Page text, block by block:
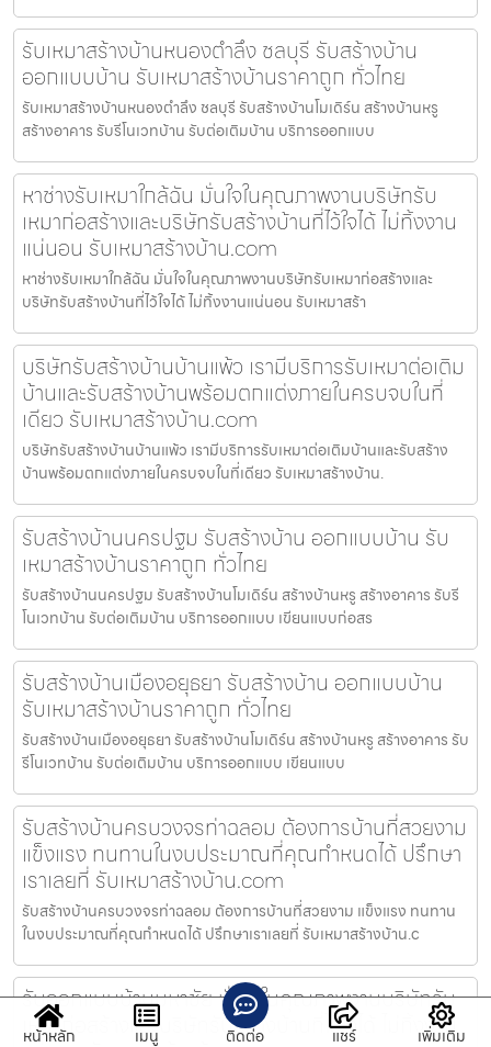
รับเหมาสร้างบ้านหนองตำลึง ชลบุรี รับสร้างบ้าน
ออกแบบบ้าน รับเหมาสร้างบ้านราคาถูก ทั่วไทย
รับเหมาสร้างบ้านหนองตำลึง ชลบุรี รับสร้างบ้านโมเดิร์น สร้างบ้านหรู
สร้างอาคาร รับรีโนเวทบ้าน รับต่อเติมบ้าน บริการออกแบบ
หาช่างรับเหมาใกล้ฉัน มั่นใจในคุณภาพงานบริษัทรับ
เหมาก่อสร้างและบริษัทรับสร้างบ้านที่ไว้ใจได้ ไม่ทิ้งงาน
แน่นอน รับเหมาสร้างบ้าน.com
หาช่างรับเหมาใกล้ฉัน มั่นใจในคุณภาพงานบริษัทรับเหมาก่อสร้างและ
บริษัทรับสร้างบ้านที่ไว้ใจได้ ไม่ทิ้งงานแน่นอน รับเหมาสร้า
บริษัทรับสร้างบ้านบ้านแพ้ว เรามีบริการรับเหมาต่อเติม
บ้านและรับสร้างบ้านพร้อมตกแต่งภายในครบจบในที่
เดียว รับเหมาสร้างบ้าน.com
บริษัทรับสร้างบ้านบ้านแพ้ว เรามีบริการรับเหมาต่อเติมบ้านและรับสร้าง
บ้านพร้อมตกแต่งภายในครบจบในที่เดียว รับเหมาสร้างบ้าน.
รับสร้างบ้านนครปฐม รับสร้างบ้าน ออกแบบบ้าน รับ
เหมาสร้างบ้านราคาถูก ทั่วไทย
รับสร้างบ้านนครปฐม รับสร้างบ้านโมเดิร์น สร้างบ้านหรู สร้างอาคาร รับรี
โนเวทบ้าน รับต่อเติมบ้าน บริการออกแบบ เขียนแบบก่อสร
รับสร้างบ้านเมืองอยุธยา รับสร้างบ้าน ออกแบบบ้าน
รับเหมาสร้างบ้านราคาถูก ทั่วไทย
รับสร้างบ้านเมืองอยุธยา รับสร้างบ้านโมเดิร์น สร้างบ้านหรู สร้างอาคาร รับ
รีโนเวทบ้าน รับต่อเติมบ้าน บริการออกแบบ เขียนแบบ
รับสร้างบ้านครบวงจรท่าฉลอม ต้องการบ้านที่สวยงาม
แข็งแรง ทนทานในงบประมาณที่คุณกำหนดได้ ปรึกษา
เราเลยที่ รับเหมาสร้างบ้าน.com
รับสร้างบ้านครบวงจรท่าฉลอม ต้องการบ้านที่สวยงาม แข็งแรง ทนทาน
ในงบประมาณที่คุณกำหนดได้ ปรึกษาเราเลยที่ รับเหมาสร้างบ้าน.c
รับออกแบบบ้านมหาชัย มั่นใจในคุณภาพงานบริษัทรับ
เหมาก่อสร้างและบริษัทรับสร้างบ้านที่ไว้ใจได้ ไม่ทิ้งงาน
หน้าหลัก เมนู ติดต่อ แชร์ เพิ่มเติม